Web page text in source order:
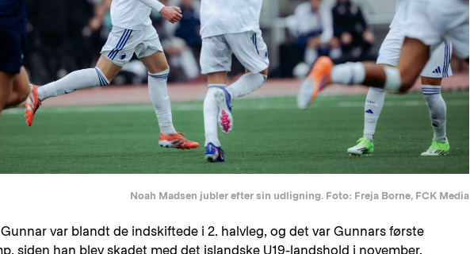
Noah Madsen jubler efter sin udligning. Foto: Freja Borne, FCK Media
var blandt de indskiftede i 2. halvleg, og det var Gunnars første
siden han blev skadet med det islandske U19-landshold i november.